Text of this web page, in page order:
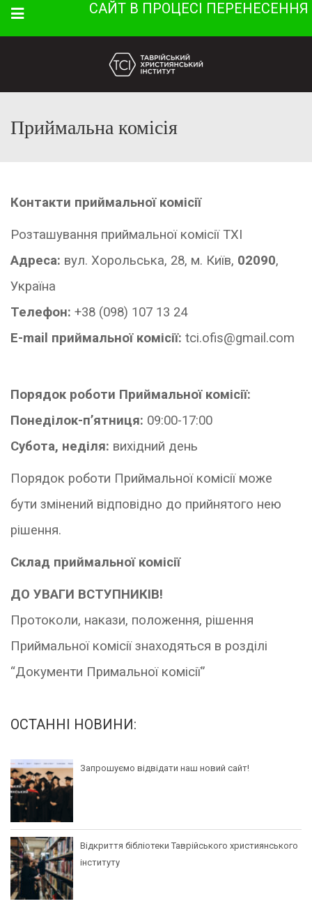
Menu САЙТ В ПРОЦЕСІ ПЕРЕНЕСЕННЯ
Приймальна комісія
Контакти приймальної комісії
Розташування приймальної комісії ТХІ
Адреса: вул. Хорольська, 28, м. Київ, 02090,
Україна
Телефон: +38 (098) 107 13 24
E-mail приймальної комісії: tci.ofis@gmail.com
Порядок роботи Приймальної комісії:
Понеділок-п’ятниця: 09:00-17:00
Субота, неділя: вихідний день
Порядок роботи Приймальної комісії може
бути змінений відповідно до прийнятого нею
рішення.
Склад приймальної комісії
ДО УВАГИ ВСТУПНИКІВ!
Протоколи, накази, положення, рішення
Приймальної комісії знаходяться в розділі
“Документи Примальної комісії”
ОСТАННІ НОВИНИ:
Запрошуємо відвідати наш новий сайт!
Відкриття бібліотеки Таврійського християнського
інституту